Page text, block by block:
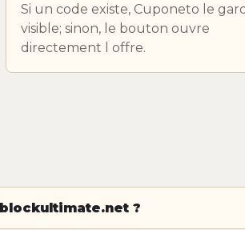
Si un code existe, Cuponeto le
visible; sinon, le bouton ouvre
directement l offre.
?